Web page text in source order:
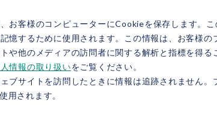
お客様のコンピューターにCookieを保存します。
憶するために使用されます。この情報は、お客様
や他のメディアの訪問者に関する解析と指標を得
情報の取り扱いをご覧ください。
ブサイトを訪問したときに情報は追跡されません
用されます。
ル カーボンニュートラル総研 サービス紹介